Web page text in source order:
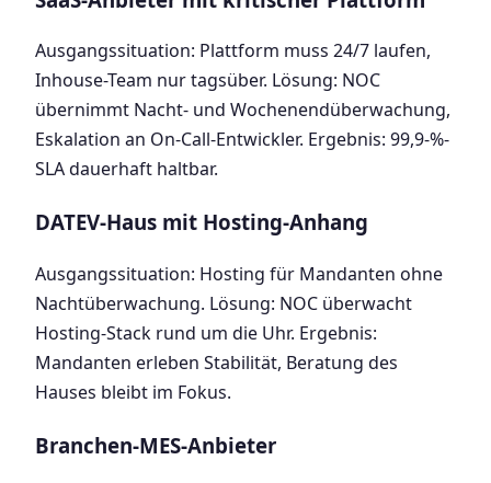
Ausgangssituation: Plattform muss 24/7 laufen,
Inhouse-Team nur tagsüber. Lösung: NOC
übernimmt Nacht- und Wochenendüberwachung,
Eskalation an On-Call-Entwickler. Ergebnis: 99,9-%-
SLA dauerhaft haltbar.
DATEV-Haus mit Hosting-Anhang
Ausgangssituation: Hosting für Mandanten ohne
Nachtüberwachung. Lösung: NOC überwacht
Hosting-Stack rund um die Uhr. Ergebnis:
Mandanten erleben Stabilität, Beratung des
Hauses bleibt im Fokus.
Branchen-MES-Anbieter